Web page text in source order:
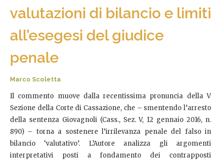
valutazioni di bilancio e limiti
all’esegesi del giudice
penale
Marco Scoletta
Il commento muove dalla recentissima pronuncia della V
Sezione della Corte di Cassazione, che – smentendo l’arresto
della sentenza Giovagnoli (Cass., Sez. V, 12 gennaio 2016, n.
890) – torna a sostenere l’irrilevanza penale del falso in
bilancio ‘valutativo’. L’Autore analizza gli argomenti
interpretativi posti a fondamento dei contrapposti